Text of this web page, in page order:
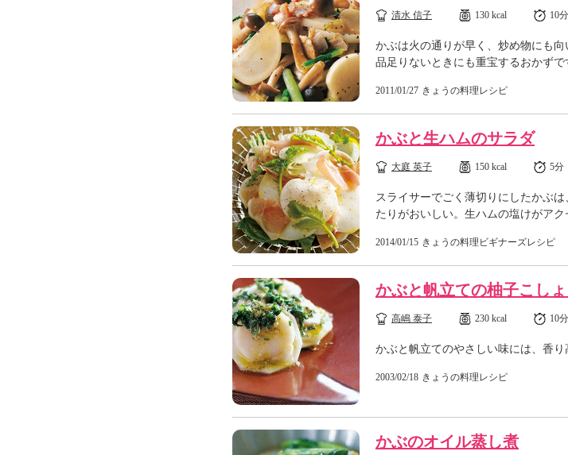
清水 信子 130 kcal 10分
かぶは火の通りが早く、炒め物にも
品足りないときにも重宝するおかずで
2011/01/27 きょうの料理レシピ
かぶと生ハムのサラダ
大庭 英子 150 kcal 5分
スライサーでごく薄切りにしたかぶ
たりがおいしい。生ハムの塩けがアク
2014/01/15 きょうの料理ビギナーズレシピ
かぶと帆立ての柚子こし
高嶋 泰子 230 kcal 10分
かぶと帆立てのやさしい味には、香り
2003/02/18 きょうの料理レシピ
かぶのオイル蒸し煮